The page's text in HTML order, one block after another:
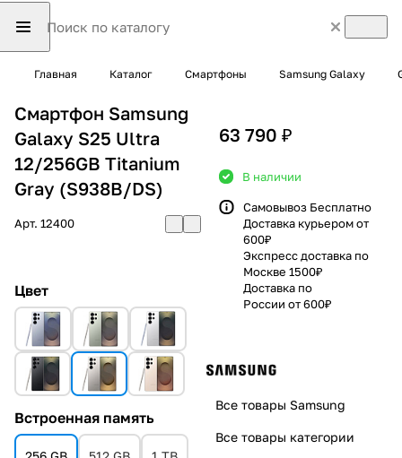
Главная Каталог Смартфоны Samsung Galaxy
Смартфон Samsung
Galaxy S25 Ultra
12/256GB Titanium
Gray (S938B/DS)
Арт. 12400
Цвет
Встроенная память
63 790 ₽
В наличии
Самовывоз Бесплатно
Доставка курьером от
600₽
Экспресс доставка по
Москве 1500₽
Доставка по
России от 600₽
Все товары Samsung
Все товары категории